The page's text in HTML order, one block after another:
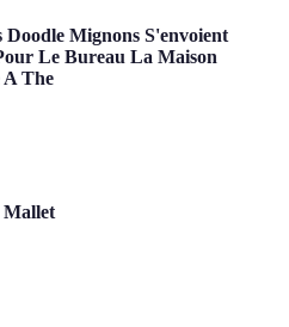
Doodle Mignons S'envoient
Le Bureau La Maison
A The
Mallet